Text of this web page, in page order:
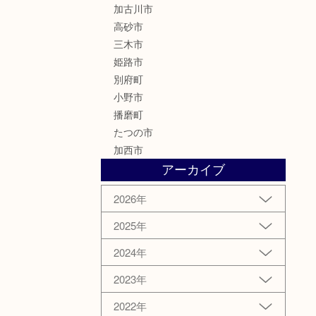
加古川市
高砂市
三木市
姫路市
別府町
小野市
播磨町
たつの市
加西市
アーカイブ
2026年
2025年
2024年
2023年
2022年